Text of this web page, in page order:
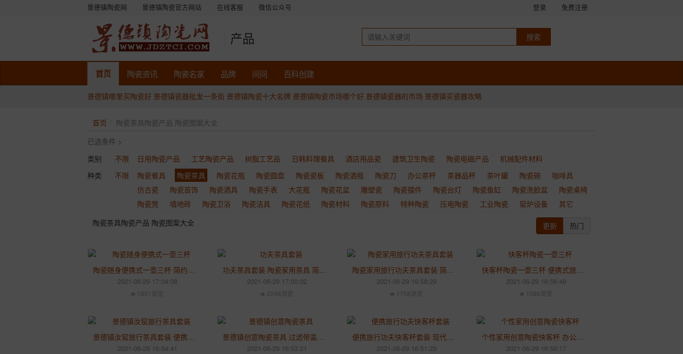
景德镇陶瓷网 景德镇陶瓷官方网站 在线客服 微信公众号 登录 免费注册
产品
首页 陶瓷资讯 陶瓷名家 品牌 问问 百科创建
景德镇哪里买陶瓷好 景德镇瓷器批发一条街 景德镇陶瓷十大名牌 景德镇陶瓷市场哪个好 景德镇瓷器的市场 景德镇买瓷器攻略
首页
陶瓷茶具陶瓷产品 陶瓷图案大全
已选条件 >
类别
不限 日用陶瓷产品 工艺陶瓷产品 树脂工艺品 日韩料理餐具 酒店用品瓷 建筑卫生陶瓷 陶瓷电磁产品
机械配件材料
种类
不限 陶瓷餐具 陶瓷茶具 陶瓷花瓶 陶瓷圆盘 陶瓷瓷板 陶瓷酒瓶 陶瓷刀 办公茶杯 茶器品杯 茶叶罐 陶瓷碗
咖啡具
仿古瓷
陶瓷首饰 陶瓷酒具 陶瓷手表 大花瓶 陶瓷花盆 雕塑瓷 陶瓷摆件 陶瓷台灯 陶瓷鱼缸 陶瓷洗脸盆
陶瓷桌椅
陶瓷凳
墙地砖 陶瓷卫浴 陶瓷洁具 陶瓷花纸 陶瓷材料 陶瓷原料 特种陶瓷 压电陶瓷 工业陶瓷 窑炉设备 其它
更新 热门
陶瓷茶具陶瓷产品 陶瓷图案大全
陶瓷随身便携式一壶三杯 简约快客杯 旅行功夫茶具茶壶套装
2021-06-29 17:04:08
1851浏览
功夫茶具套装 陶瓷家用茶具 简约个性小清新盖碗泡茶器
2021-06-29 17:00:02
2048浏览
陶瓷家用旅行功夫茶具套装 简约茶盘茶壶 便携泡茶道具
2021-06-29 16:58:29
1758浏览
快客杯陶瓷一壶三杯 便携式旅行包功夫茶具 创意小套装快客杯
2021-06-29 16:56:49
1586浏览
景德镇汝窑旅行茶具套装 便携式一壶二杯 陶瓷创意快客杯
2021-06-29 16:54:41
景德镇创意陶瓷茶具 过滤带盖茶具 简约办公便携快客杯礼品定制
2021-06-29 16:53:21
便携旅行功夫快客杯套装 现代家用户外茶壶盖碗 一壶六杯礼品定制
2021-06-29 16:51:29
个性家用创意陶瓷快客杯 办公室茶水分离泡茶杯 礼品定制茶具
2021-06-29 16:50:17